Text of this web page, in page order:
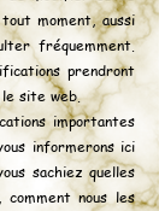
moment, aussi
fréquemment.
prendront
site web.
importantes
informerons ici
sachiez quelles
comment nous les